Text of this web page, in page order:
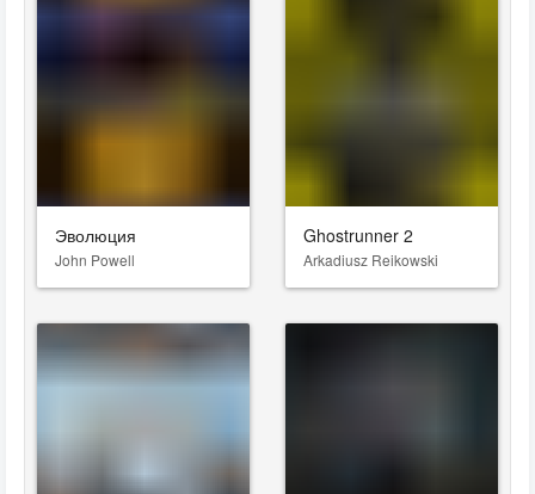
Эволюция
John Powell
Ghostrunner 2
Arkadiusz Reikowski